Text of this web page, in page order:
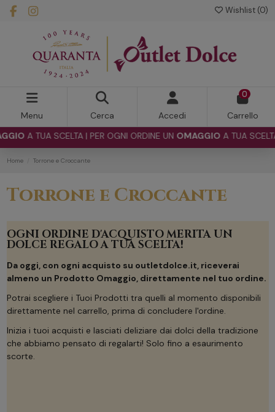
Wishlist (0)
Menu Cerca Accedi
0
Carrello
SCELTA | PER OGNI ORDINE UNOMAGGIO A TUA SCELTA | PER
Home Torrone e Croccante
Torrone e Croccante
OGNI ORDINE D'ACQUISTO MERITA UN
DOLCE REGALO A TUA SCELTA!
Da oggi, con ogni acquisto su outletdolce.it, riceverai
almeno un Prodotto Omaggio, direttamente nel tuo ordine.
Potrai scegliere i Tuoi Prodotti tra quelli al momento disponibili
direttamente nel carrello, prima di concludere l'ordine.
Inizia i tuoi acquisti e lasciati deliziare dai dolci della tradizione
che abbiamo pensato di regalarti! Solo fino a esaurimento
scorte.